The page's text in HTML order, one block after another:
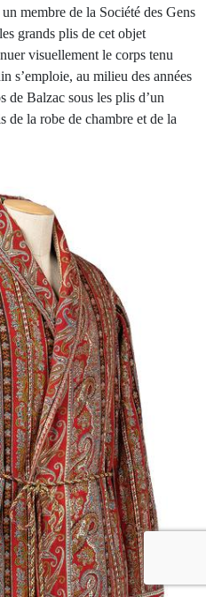
membre de la Société des Gens
grands plis de cet objet
visuellement le corps tenu
s’emploie, au milieu des années
de Balzac sous les plis d’un
de la robe de chambre et de la